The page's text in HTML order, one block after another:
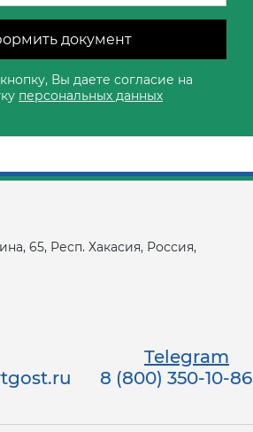
документ
Вы даете согласие на
персональных данных
65, Респ. Хакасия, Россия,
Telegram
8 (800) 350-10-86